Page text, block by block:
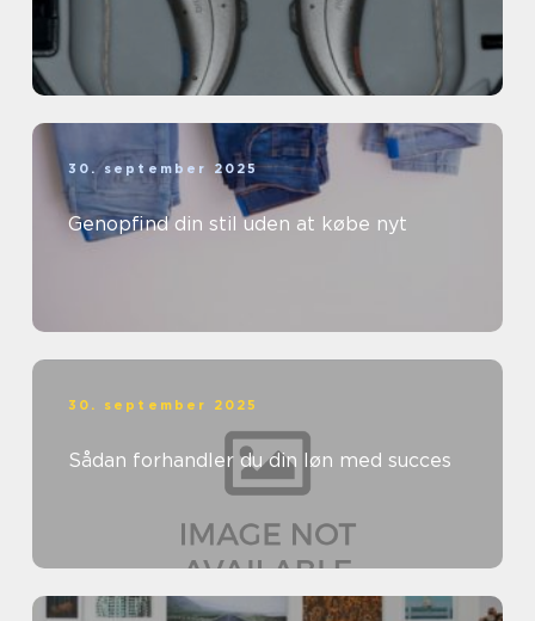
30. september 2025
Genopfind din stil uden at købe nyt
30. september 2025
Sådan forhandler du din løn med succes